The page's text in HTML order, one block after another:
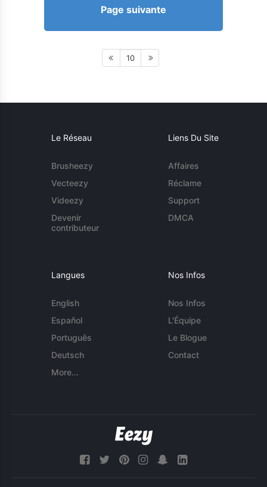
Page suivante
10
Le Réseau
Brusheezy
Vecteezy
Videezy
Devenir
contributeur
Liens Du Site
Affaires
Réclame
Support
DMCA
Langues
English
Español
Português
Deutsch
More...
Nos Infos
Nos Infos
L'Équipe
Le Blogue
Contact